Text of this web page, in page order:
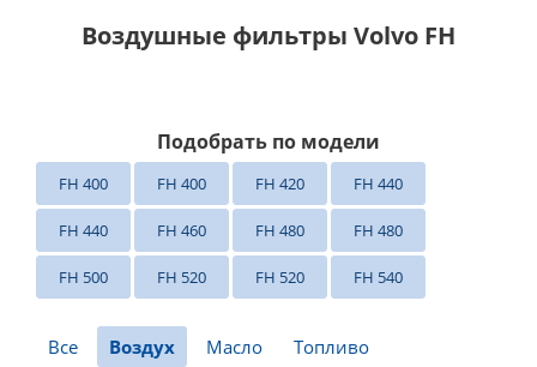
Воздушные фильтры Volvo FH
Подобрать по модели
FH 400 FH 400 FH 420 FH 440
FH 440 FH 460 FH 480 FH 480
FH 500 FH 520 FH 520 FH 540
Все Воздух Масло
Топливо